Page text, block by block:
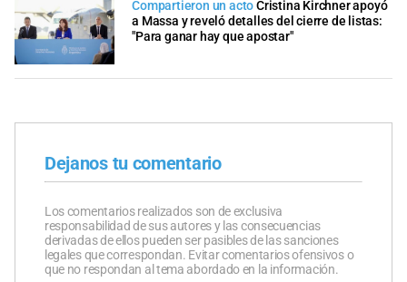
Compartieron un actoCristina Kirchner apoyó
a Massa y reveló detalles del cierre de listas:
"Para ganar hay que apostar"
Dejanos tu comentario
Los comentarios realizados son de exclusiva
responsabilidad de sus autores y las consecuencias
derivadas de ellos pueden ser pasibles de las sanciones
legales que correspondan. Evitar comentarios ofensivos o
que no respondan al tema abordado en la información.